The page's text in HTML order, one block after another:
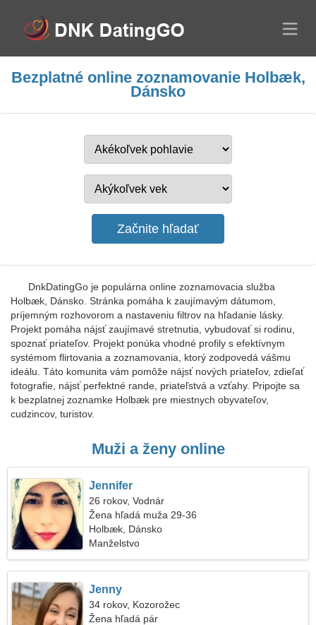
Bezplatné online zoznamovanie Holbæk,
Dánsko
DnkDatingGo je populárna online zoznamovacia služba
Holbæk, Dánsko. Stránka pomáha k zaujímavým dátumom,
príjemným rozhovorom a nastaveniu filtrov na hľadanie lásky.
Projekt pomáha nájsť zaujímavé stretnutia, vybudovať si rodinu,
spoznať priateľov. Projekt ponúka vhodné profily s efektívnym
systémom flirtovania a zoznamovania, ktorý zodpovedá vášmu
ideálu. Táto komunita vám pomôže nájsť nových priateľov, zdieľať
fotografie, nájsť perfektné rande, priateľstvá a vzťahy. Pripojte sa
k bezplatnej zoznamke Holbæk pre miestnych obyvateľov,
cudzincov, turistov.
Muži a ženy online
Jennifer
26 rokov, Vodnár
Žena hľadá muža 29-36
Holbæk, Dánsko
Manželstvo
Jenny
34 rokov, Kozorožec
Žena hľadá pár